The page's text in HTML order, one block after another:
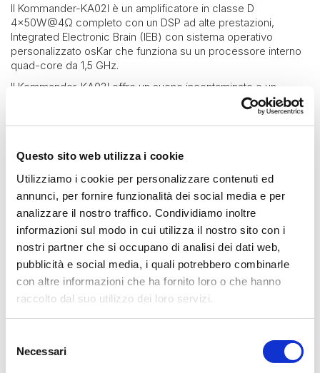
Questo sito web utilizza i cookie
Utilizziamo i cookie per personalizzare contenuti ed
annunci, per fornire funzionalità dei social media e per
analizzare il nostro traffico. Condividiamo inoltre
informazioni sul modo in cui utilizza il nostro sito con i
nostri partner che si occupano di analisi dei dati web,
pubblicità e social media, i quali potrebbero combinarle
con altre informazioni che ha fornito loro o che hanno
raccolto dal suo utilizzo dei loro servizi.
delNecessari
Il Kommander-KA02I è un amplificatore in classe D
4x50W@4Ω completo con un DSP ad alte prestazioni,
Integrated Electronic Brain (IEB) con sistema operativo
personalizzato osKar che funziona su un processore interno
quad-core da 1,5 GHz.
Il Kommander-KA02I offre un suono incontaminato e un
controllo completo sugli altoparlanti collegati, sia come unità
di guida autonoma che in combinazione con altri amplificatori
K-array in applicazioni complesse ed esigenti. Inoltre il
integrazione con sistemi di controllo remoto di terze parti.
L'app mobile dedicata K-array Connect fornisce
un'interfaccia intuitiva per il controllo remoto dei parametri
principali del DSP e una facile configurazione del routing del
K-framework3 è il software di gestione e controllo dedicato a
professionisti e operatori che cercano un potente strumento
per la progettazione di sistemi di altoparlanti e la messa a
punto di un gran numero di unità su una rete LAN cablata.
Controller, con la scheda opzionale IEB Pro è possibile